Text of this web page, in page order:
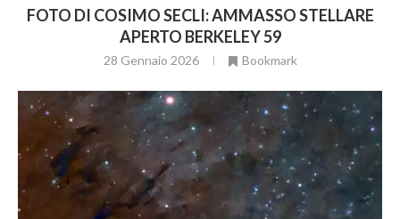
FOTO DI COSIMO SECLI: AMMASSO STELLARE
APERTO BERKELEY 59
28 Gennaio 2026 Bookmark